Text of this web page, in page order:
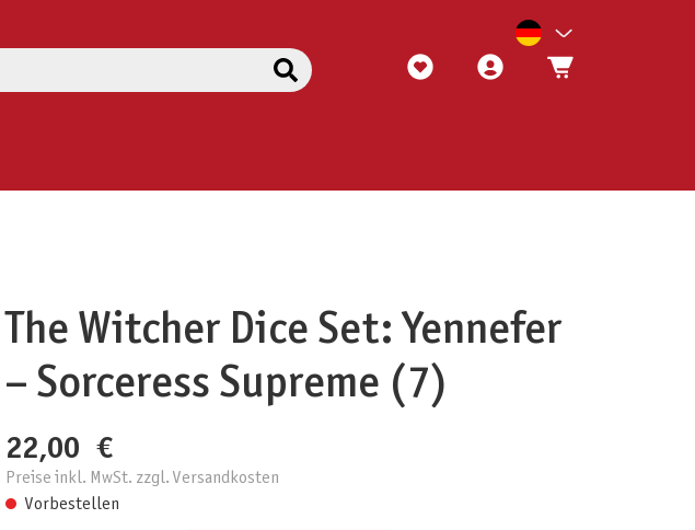
The Witcher Dice Set: Yennefer
– Sorceress Supreme (7)
22,00 €
Preise inkl. MwSt. zzgl. Versandkosten
Vorbestellen